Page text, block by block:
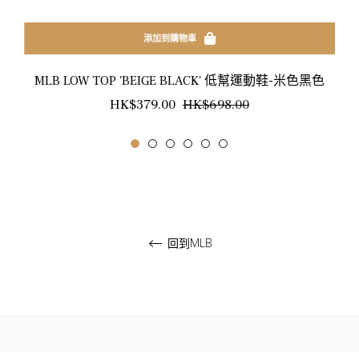
添加到購物車
MLB LOW TOP 'BEIGE BLACK' 低幫運動鞋-米色黑色
正
HK$379.00 HK$698.00銷
回到MLB